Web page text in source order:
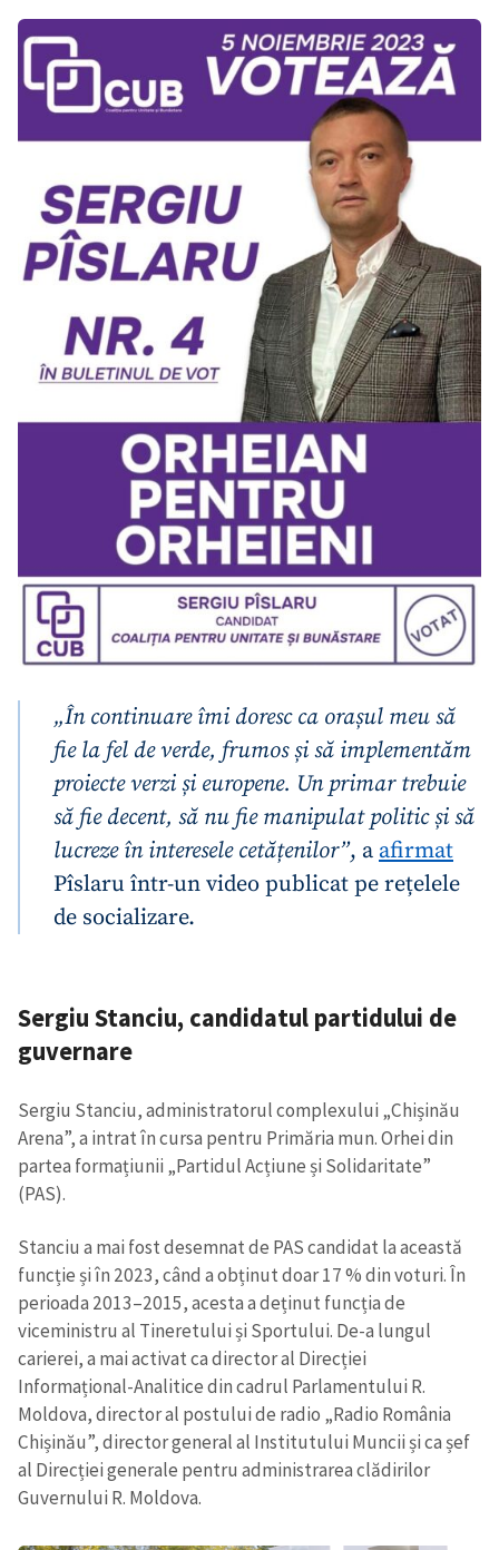
„În continuare îmi doresc ca orașul meu să
fie la fel de verde, frumos și să implementăm
proiecte verzi și europene. Un primar trebuie
să fie decent, să nu fie manipulat politic și să
lucreze în interesele cetățenilor”, a afirmat
Pîslaru într-un video publicat pe rețelele
de socializare.
Sergiu Stanciu, candidatul partidului de
guvernare
Sergiu Stanciu, administratorul complexului „Chișinău
Arena”, a intrat în cursa pentru Primăria mun. Orhei din
partea formațiunii „Partidul Acțiune și Solidaritate”
(PAS).
Stanciu a mai fost desemnat de PAS candidat la această
funcție și în 2023, când a obținut doar 17 % din voturi. În
perioada 2013–2015, acesta a deținut funcția de
viceministru al Tineretului și Sportului. De-a lungul
carierei, a mai activat ca director al Direcției
Informațional-Analitice din cadrul Parlamentului R.
Moldova, director al postului de radio „Radio România
Chișinău”, director general al Institutului Muncii și ca șef
al Direcției generale pentru administrarea clădirilor
Guvernului R. Moldova.